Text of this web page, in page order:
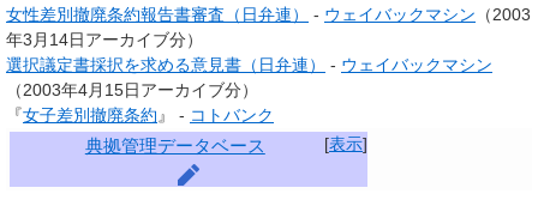
女性差別撤廃条約報告書審査（日弁連）
- ウェイバックマシン （2003
年3月14日アーカイブ分）
選択議定書採択を求める意見書（日弁連）
- ウェイバックマシン
（2003年4月15日アーカイブ分）
『女子差別撤廃条約 』 - コトバンク
[表示]
典拠管理データベース